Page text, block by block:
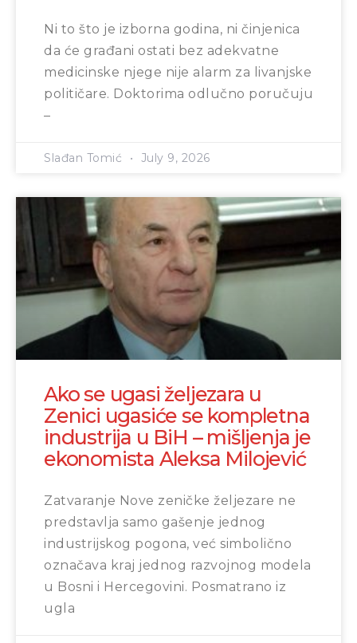
Ni to što je izborna godina, ni činjenica
da će građani ostati bez adekvatne
medicinske njege nije alarm za livanjske
političare. Doktorima odlučno poručuju
–
Slađan Tomić July 9, 2026
Ako se ugasi željezara u
Zenici ugasiće se kompletna
industrija u BiH – mišljenja je
ekonomista Aleksa Milojević
Zatvaranje Nove zeničke željezare ne
predstavlja samo gašenje jednog
industrijskog pogona, već simbolično
označava kraj jednog razvojnog modela
u Bosni i Hercegovini. Posmatrano iz
ugla